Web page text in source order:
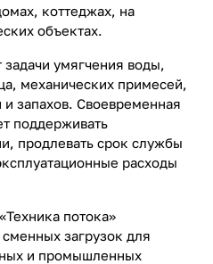
коттеджах, на
объектах.
умягчения воды,
механических примесей,
запахов. Своевременная
поддерживать
продлевать срок службы
расходы
потока»
загрузок для
и промышленных